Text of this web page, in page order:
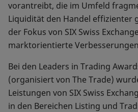
vorantreibt, die im Umfeld
Liquidität den Handel effizienter
der Fokus von SIX Swiss
marktorientierte
Bei den Leaders in Trading
(organisiert von The Trade)
Leistungen von SIX Swiss
in den Bereichen Listing und